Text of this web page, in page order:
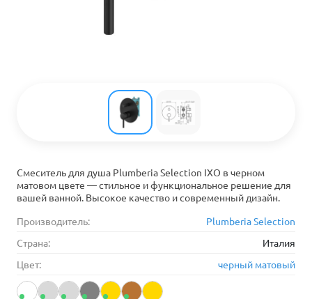
Смеситель для душа Plumberia Selection IXO в черном
матовом цвете — стильное и функциональное решение для
вашей ванной. Высокое качество и современный дизайн.
Производитель:
Plumberia Selection
Страна:
Италия
Цвет:
черный матовый